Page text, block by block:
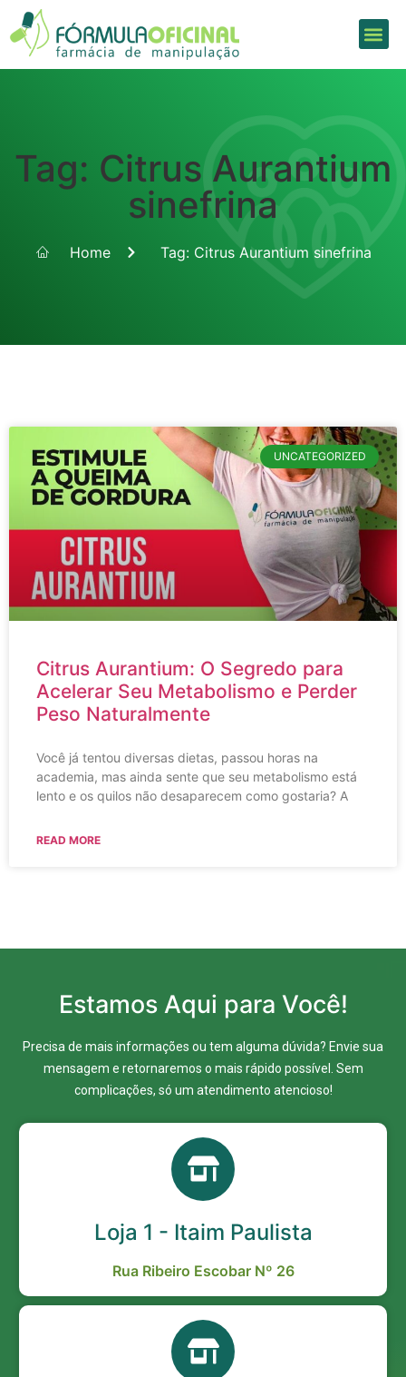
Tag: Citrus Aurantium
sinefrina
Home Tag: Citrus Aurantium sinefrina
UNCATEGORIZED
Citrus Aurantium: O Segredo para
Acelerar Seu Metabolismo e Perder
Peso Naturalmente
Você já tentou diversas dietas, passou horas na
academia, mas ainda sente que seu metabolismo está
lento e os quilos não desaparecem como gostaria? A
READ MORE
Estamos Aqui para Você!
Precisa de mais informações ou tem alguma dúvida? Envie sua
mensagem e retornaremos o mais rápido possível. Sem
complicações, só um atendimento atencioso!
Loja 1 - Itaim Paulista
Rua Ribeiro Escobar Nº 26